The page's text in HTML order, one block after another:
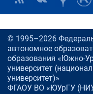
© 1995–2026
автономное
образования «Южно-
университет
университет)»
ФГАОУ ВО «ЮУрГУ